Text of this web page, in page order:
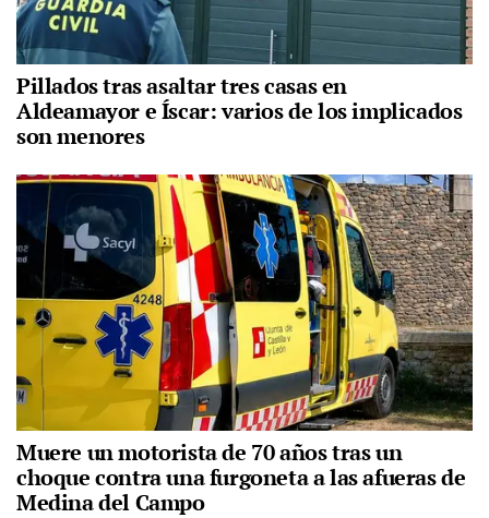
Pillados tras asaltar tres casas en
Aldeamayor e Íscar: varios de los implicados
son menores
Muere un motorista de 70 años tras un
choque contra una furgoneta a las afueras de
Medina del Campo